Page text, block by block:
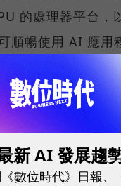
的處理器平台，
順暢使用 AI 應用
或 2 張 NVIDIA
體端也持續開發
有效率地被 AI 工
識。
新 AI 發展趨
數位時代》日報、